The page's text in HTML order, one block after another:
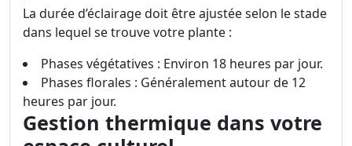
La durée d’éclairage doit être ajustée selon le stade
dans lequel se trouve votre plante :
Phases végétatives : Environ 18 heures par jour.
Phases florales : Généralement autour de 12
heures par jour.
Gestion thermique dans votre